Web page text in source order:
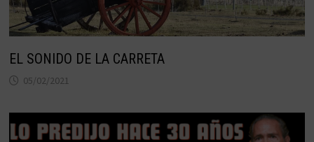
EL SONIDO DE LA CARRETA
05/02/2021